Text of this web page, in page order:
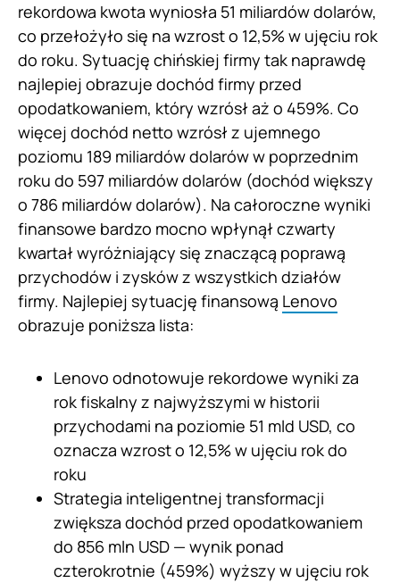
rekordowa kwota wyniosła 51 miliardów dolarów,
co przełożyło się na wzrost o 12,5% w ujęciu rok
do roku. Sytuację chińskiej firmy tak naprawdę
najlepiej obrazuje dochód firmy przed
opodatkowaniem, który wzrósł aż o 459%. Co
więcej dochód netto wzrósł z ujemnego
poziomu 189 miliardów dolarów w poprzednim
roku do 597 miliardów dolarów (dochód większy
o 786 miliardów dolarów). Na całoroczne wyniki
finansowe bardzo mocno wpłynął czwarty
kwartał wyróżniający się znaczącą poprawą
przychodów i zysków z wszystkich działów
firmy. Najlepiej sytuację finansową Lenovo
obrazuje poniższa lista:
Lenovo odnotowuje rekordowe wyniki za
rok fiskalny z najwyższymi w historii
przychodami na poziomie 51 mld USD, co
oznacza wzrost o 12,5% w ujęciu rok do
roku
Strategia inteligentnej transformacji
zwiększa dochód przed opodatkowaniem
do 856 mln USD — wynik ponad
czterokrotnie (459%) wyższy w ujęciu rok